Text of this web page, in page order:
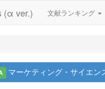
(α ver.) 文献ランキング
マーケティング・サイエン